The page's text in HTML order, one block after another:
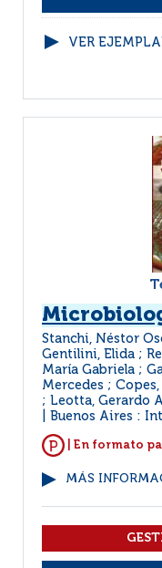
VER
Stanchi, Néstor
Gentilini, Elida ;
María Gabriela ;
Mercedes ;
; Leotta, Gerardo
Buenos Aires :
| En formato
MÁS